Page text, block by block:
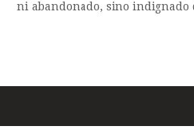
ni abandonado, sino indignado